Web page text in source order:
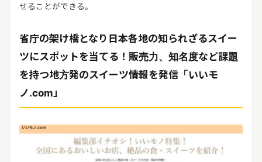
せることができる。
省庁の架け橋となり日本各地の知られざるスイー
ツにスポットを当てる！販売力、知名度など課題
を持つ地方発のスイーツ情報を発信「いいモ
ノ.com」